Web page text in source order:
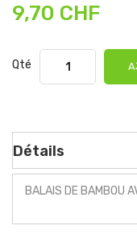
9,70 CHF
Qté
Détails
BALAIS DE BAMBOU